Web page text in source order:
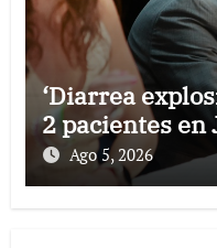
‘Diarrea
2 pacientes en
Ago 5, 2026